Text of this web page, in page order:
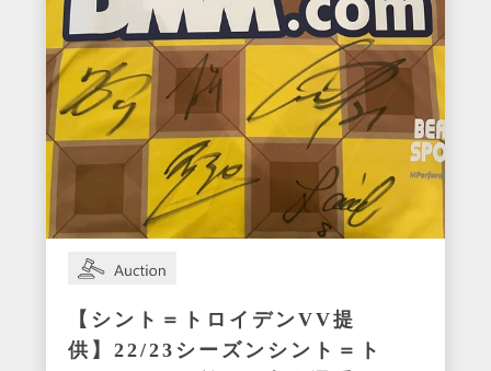
【シント＝トロイデンVV提
供】22/23シーズンシント＝ト